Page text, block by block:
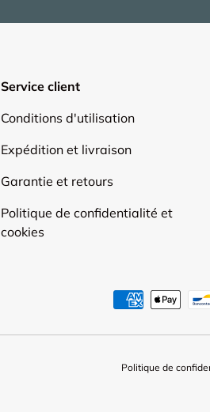
Service client
Conditions d'utilisation
Expédition et livraison
Garantie et retours
Politique de confidentialité et
cookies
Moyens de paiement acceptés
Politique de